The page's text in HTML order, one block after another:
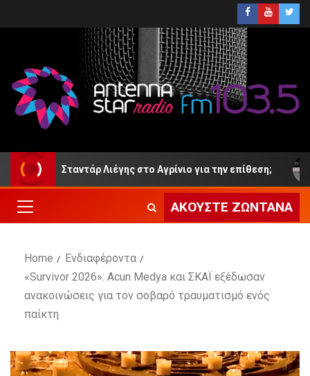
τη Σταντάρ Λιέγης στο Αγρίνιο για την επίθεση;
ΑΚΟΎΣΤΕ ΖΩΝΤΑΝΆ
Home
Ενδιαφέροντα
«Survivor 2026»: Acun Medya και ΣΚΑΪ εξέδωσαν
ανακοινώσεις για τον σοβαρό τραυματισμό ενός
παίκτη